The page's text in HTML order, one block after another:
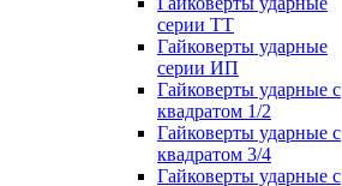
серии ТТ
Гайковерты ударные
серии ИП
Гайковерты ударные с
квадратом 1/2
Гайковерты ударные с
квадратом 3/4
Гайковерты ударные с